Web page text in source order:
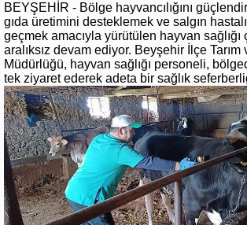
BEYŞEHİR - Bölge hayvancılığını
gıda üretimini desteklemek ve salgın
geçmek amacıyla yürütülen hayvan sağlığı
aralıksız devam ediyor. Beyşehir İlçe Tarım
Müdürlüğü, hayvan sağlığı personeli,
tek ziyaret ederek adeta bir sağlık